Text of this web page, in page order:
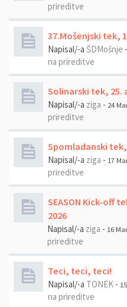
prireditve
37.Mošenjski tek,
Napisal/-a ŠDMošnje -
na prireditve
Solinarski tek, 25.
Napisal/-a ziga - 24
prireditve
Spomladanski tek,
Napisal/-a ziga - 17
prireditve
SEASON Kick-off
2026
Napisal/-a ziga - 16
prireditve
Teci, teci, teci!
Napisal/-a TONEK -
na prireditve